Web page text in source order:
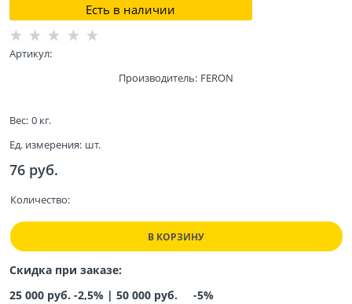
Есть в наличии
Артикул:
Производитель: FERON
Вес: 0 кг.
Ед. измерения: шт.
76 руб.
Количество:
В КОРЗИНУ
Скидка при заказе:
25 000 руб. -2,5% | 50 000 руб. -5%